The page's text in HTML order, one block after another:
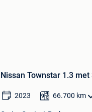
Nissan Townstar 1.3
2023 66.700 km